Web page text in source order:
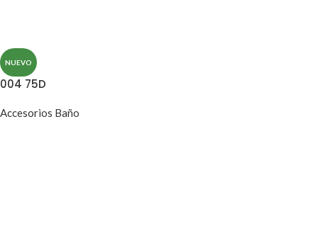
NUEVO
004 75D
Accesorios Baño